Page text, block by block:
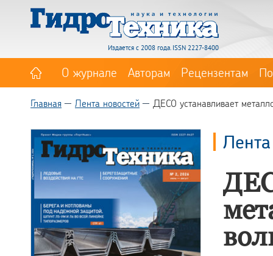
Издается с 2008 года. ISSN 2227-8400
О журнале Авторам Рецензентам
Главная Лента новостей ДЕСО устанавливает